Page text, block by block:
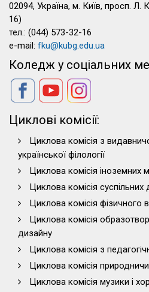
02094, Україна, м. Київ, просп. Л.
16)
тел.: (044) 573-32-16
e-mail: fku@kubg.edu.ua
Коледж у соціальних
Циклові комісії:
Циклова комісія з
української філології
Циклова комісія іноземних
Циклова комісія суспільних
Циклова комісія фізичного
Циклова комісія
дизайну
Циклова комісія з
Циклова комісія
Циклова комісія музики і